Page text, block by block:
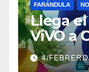
FARÁNDULA
Llega
ViVO a
Relojes
4/